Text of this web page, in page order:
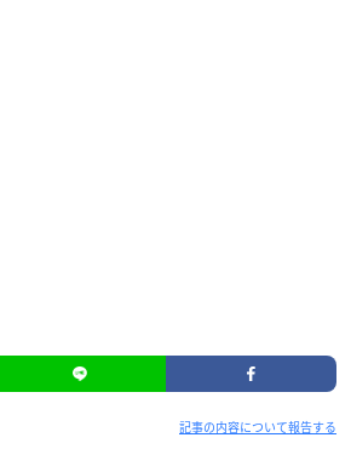
記事の内容について報告する